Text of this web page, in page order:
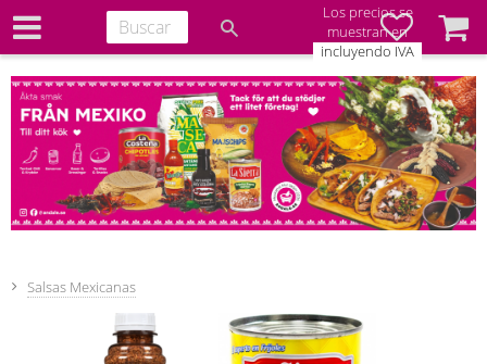
Los precios se
muestran en
incluyendo IVA
Favoritos
Cesta
Salsas Mexicanas